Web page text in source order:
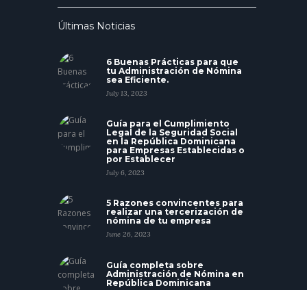
Últimas Noticias
6 Buenas Prácticas para que
tu Administración de Nómina
sea Eficiente.
July 13, 2023
Guía para el Cumplimiento
Legal de la Seguridad Social
en la República Dominicana
para Empresas Establecidas o
por Establecer
July 6, 2023
5 Razones convincentes para
realizar una tercerización de
nómina de tu empresa
June 26, 2023
Guía completa sobre
Administración de Nómina en
República Dominicana